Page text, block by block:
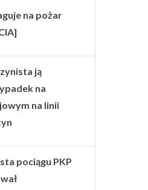
na pożar
ją
na
na linii
pociągu PKP